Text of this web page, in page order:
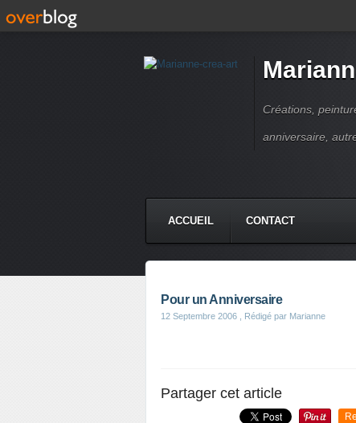
Créations,
anniversaire,
ACCUEIL CONTACT
Pour un Anniversaire
12 Septembre 2006 , Rédigé par Marianne
Partager cet article